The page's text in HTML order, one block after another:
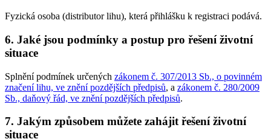
Fyzická osoba (distributor lihu), která přihlášku k registraci podává.
6. Jaké jsou podmínky a postup pro řešení životní
situace
Splnění podmínek určených zákonem č. 307/2013 Sb., o povinném
značení lihu, ve znění pozdějších předpisů, a zákonem č. 280/2009
Sb., daňový řád, ve znění pozdějších předpisů.
7. Jakým způsobem můžete zahájit řešení životní
situace